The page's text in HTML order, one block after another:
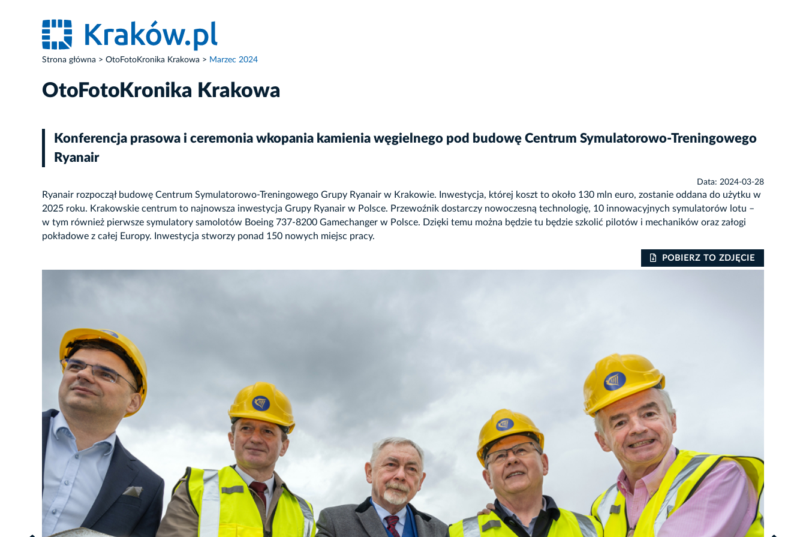
Strona główna OtoFotoKronika Krakowa Marzec 2024
OtoFotoKronika Krakowa
Konferencja prasowa i ceremonia wkopania kamienia węgielnego pod budowę Centrum Symulatorowo-Treningowego
Ryanair
Data: 2024-03-28
Ryanair rozpoczął budowę Centrum Symulatorowo-Treningowego Grupy Ryanair w Krakowie. Inwestycja, której koszt to około 130 mln euro, zostanie oddana do użytku w
2025 roku. Krakowskie centrum to najnowsza inwestycja Grupy Ryanair w Polsce. Przewoźnik dostarczy nowoczesną technologię, 10 innowacyjnych symulatorów lotu –
w tym również pierwsze symulatory samolotów Boeing 737-8200 Gamechanger w Polsce. Dzięki temu można będzie tu będzie szkolić pilotów i mechaników oraz załogi
pokładowe z całej Europy. Inwestycja stworzy ponad 150 nowych miejsc pracy.
POBIERZ TO ZDJĘCIE